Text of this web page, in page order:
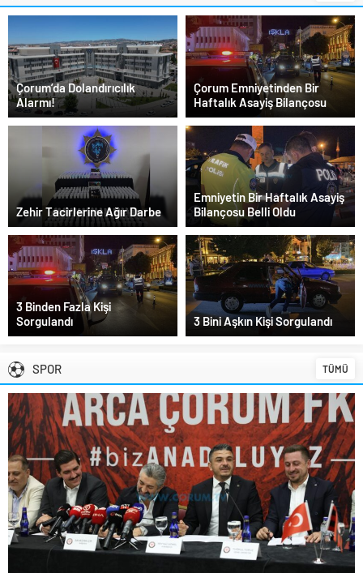
Çorum’da Dolandırıcılık
Alarmı!
Çorum Emniyetinden Bir
Haftalık Asayiş Bilançosu
Zehir Tacirlerine Ağır Darbe
Emniyetin Bir Haftalık Asayiş
Bilançosu Belli Oldu
3 Binden Fazla Kişi
Sorgulandı
3 Bini Aşkın Kişi Sorgulandı
SPOR TÜMÜ